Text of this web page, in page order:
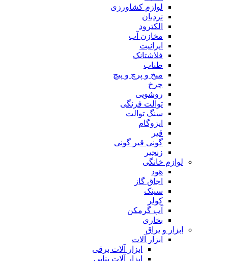
لوازم کشاورزی
نردبان
الکترود
مخازن آب
ایرانیت
فلاشتانک
طناب
میخ و پرچ و پیچ
چرخ
روشویی
توالت فرنگی
سنگ توالت
ایزوگام
قیر
گونی قیر گونی
زنجیر
لوازم خانگی
هود
اجاق گاز
سینک
کولر
آب گرمکن
بخاری
ابزار و یراق
ابزار آلات
ابزار آلات برقی
ابزار آلات بنایی